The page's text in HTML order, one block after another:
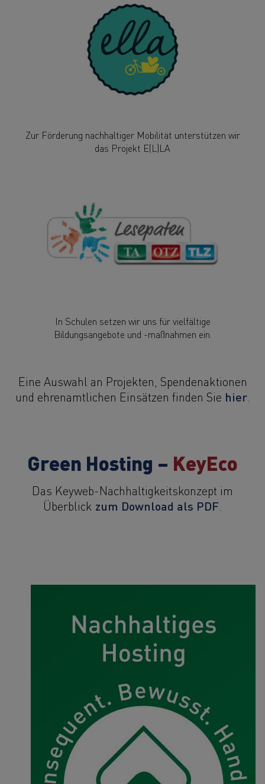
Zur Förderung nachhaltiger Mobilität unterstützen wir
das Projekt E(L)LA
In Schulen setzen wir uns für vielfältige
Bildungsangebote und -maßnahmen ein.
Eine Auswahl an Projekten, Spendenaktionen
und ehrenamtlichen Einsätzen finden Sie hier.
Green Hosting – KeyEco
Das Keyweb-Nachhaltigkeitskonzept im
Überblick zum Download als PDF